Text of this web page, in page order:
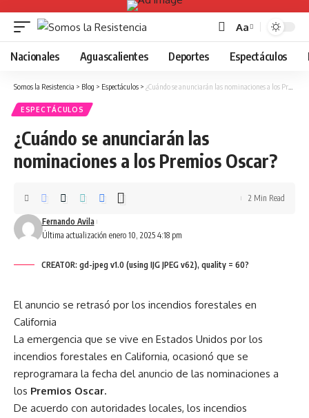
Font
Resizer
Aa
Nacionales Aguascalientes Deportes Espectáculos
Somos la Resistencia > Blog > Espectáculos > ¿Cuándo se anunciarán las nominaciones a los Premios Oscar?
ESPECTÁCULOS
¿Cuándo se anunciarán las
nominaciones a los Premios Oscar?
Última actualización enero 10, 2025 4:18 pm
Fernando Avila
2 Min Read
CREATOR: gd-jpeg v1.0 (using IJG JPEG v62), quality = 60?
El anuncio se retrasó por los incendios forestales en
California
La emergencia que se vive en Estados Unidos por los
incendios forestales en California, ocasionó que se
reprogramara la fecha del anuncio de las nominaciones a
los Premios Oscar.
De acuerdo con autoridades locales, los incendios